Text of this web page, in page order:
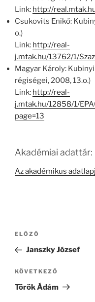
Link: http://
Csukovits Enikő:
o.)
Link: http://real-
j.mtak.hu/13762/1/
Magyar Károly:
régiségei, 2008, 13.o.)
Link: http://real-
j.mtak.hu/12858/1/
page=13
Akadémiai adattár:
Az akadémikus
Bejegyzés
Korábbi
bejegyzés
ELŐZŐ
Janszky József
Következő
bejegyzés
KÖVETKEZŐ
Török Ádám